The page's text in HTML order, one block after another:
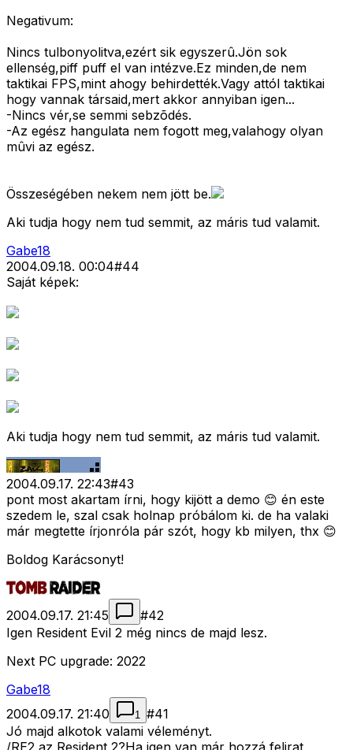
Negativum:
Nincs tulbonyolitva,ezért sik egyszerû.Jön sok
ellenség,piff puff el van intézve.Ez minden,de nem
taktikai FPS,mint ahogy behirdették.Vagy attól taktikai
hogy vannak társaid,mert akkor annyiban igen...
-Nincs vér,se semmi sebzõdés.
-Az egész hangulata nem fogott meg,valahogy olyan
mûvi az egész.
Összeségében nekem nem jött be.
Aki tudja hogy nem tud semmit, az máris tud valamit.
Gabe18
2004.09.18. 00:04#44
Saját képek:
Aki tudja hogy nem tud semmit, az máris tud valamit.
2004.09.17. 22:43#43
pont most akartam írni, hogy kijött a demo 😊 én este
szedem le, szal csak holnap próbálom ki. de ha valaki
már megtette írjonróla pár szót, hogy kb milyen, thx 😊
Boldog Karácsonyt!
2004.09.17. 21:45 #42
Igen Resident Evil 2 még nincs de majd lesz.
Next PC upgrade: 2022
Gabe18
2004.09.17. 21:40
1 #41
Jó majd alkotok valami véleményt.